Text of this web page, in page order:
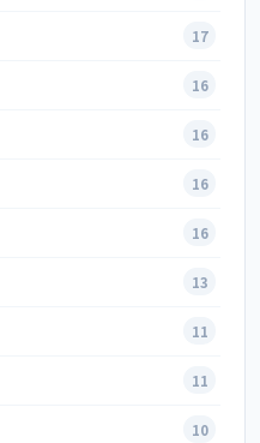
17
16
16
16
16
13
11
11
10